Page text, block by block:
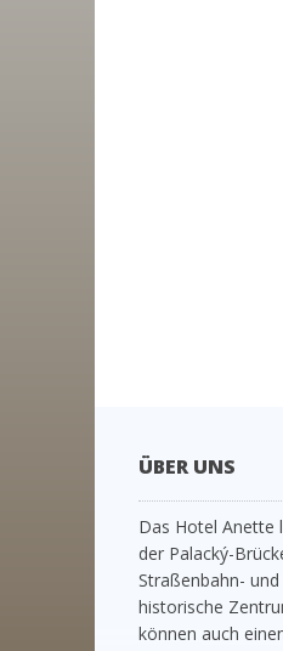
ÜBER UNS
Das Hotel Anette
der Palacký-
Straßenbahn-
historische
können auch